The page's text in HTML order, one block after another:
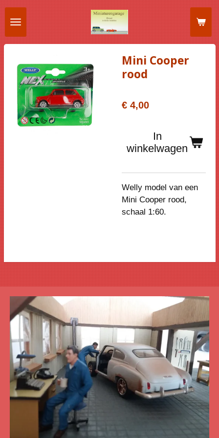
Ga
direct
naar
de
Mini Cooper
rood
€ 4,00
In
winkelwagen
Welly model van een
Mini Cooper rood,
schaal 1:60.